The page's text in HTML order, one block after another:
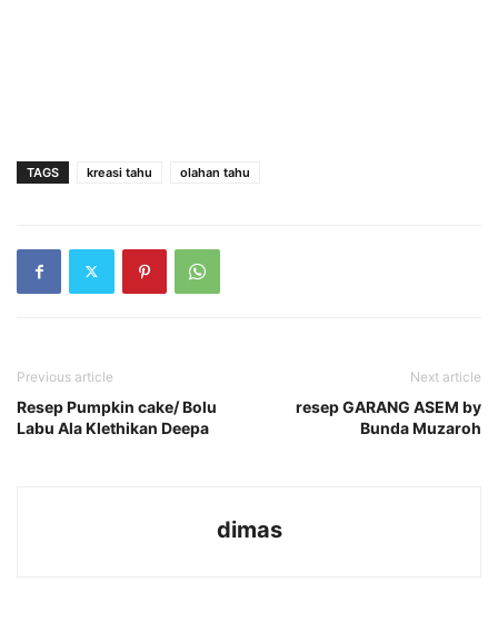
TAGS kreasi tahu olahan tahu
Previous article
Resep Pumpkin cake/ Bolu
Labu Ala Klethikan Deepa
Next article
resep GARANG ASEM by
Bunda Muzaroh
dimas